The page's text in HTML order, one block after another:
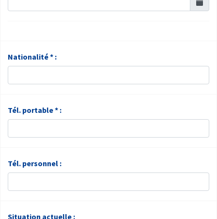
Nationalité * :
Tél. portable * :
Tél. personnel :
Situation actuelle :